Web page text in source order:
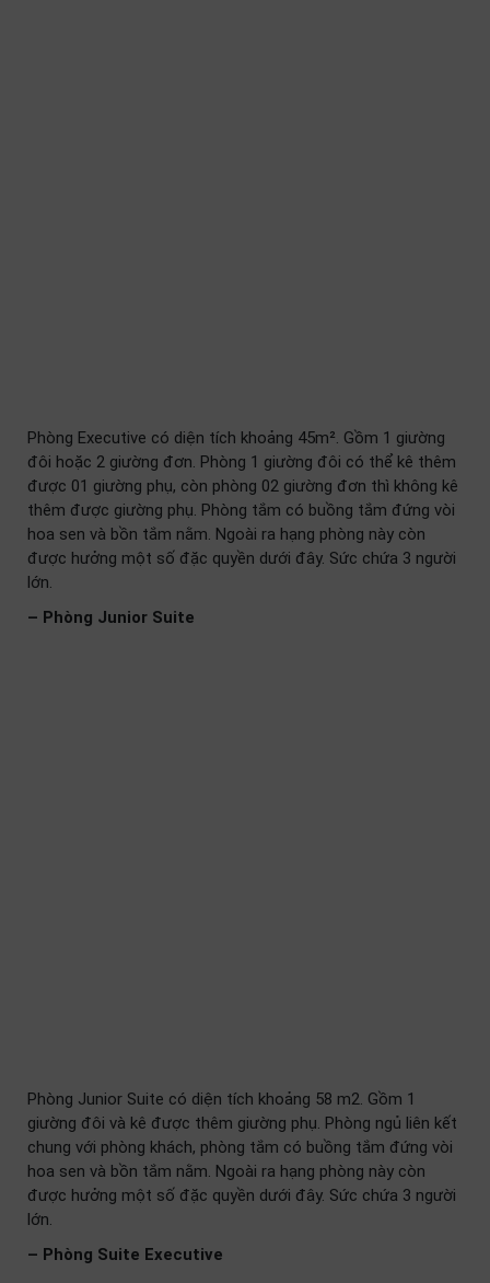
Phòng Executive có diện tích khoảng 45m². Gồm 1 giường
đôi hoặc 2 giường đơn. Phòng 1 giường đôi có thể kê thêm
được 01 giường phụ, còn phòng 02 giường đơn thì không kê
thêm được giường phụ. Phòng tắm có buồng tắm đứng vòi
hoa sen và bồn tắm nằm. Ngoài ra hạng phòng này còn
được hưởng một số đặc quyền dưới đây. Sức chứa 3 người
lớn.
– Phòng Junior Suite
Phòng Junior Suite có diện tích khoảng 58 m2. Gồm 1
giường đôi và kê được thêm giường phụ. Phòng ngủ liên kết
chung với phòng khách, phòng tắm có buồng tắm đứng vòi
hoa sen và bồn tắm nằm. Ngoài ra hạng phòng này còn
được hưởng một số đặc quyền dưới đây. Sức chứa 3 người
lớn.
– Phòng Suite Executive